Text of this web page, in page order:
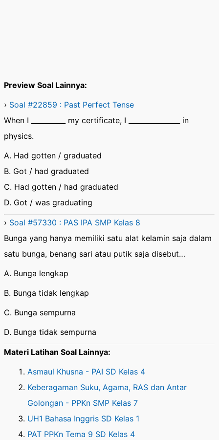
Preview Soal Lainnya:
› Soal #22859 : Past Perfect Tense
When I __________ my certificate, I _______________ in
physics.
A. Had gotten / graduated
B. Got / had graduated
C. Had gotten / had graduated
D. Got / was graduating
› Soal #57330 : PAS IPA SMP Kelas 8
Bunga yang hanya memiliki satu alat kelamin saja dalam
satu bunga, benang sari atau putik saja disebut…
A. Bunga lengkap
B. Bunga tidak lengkap
C. Bunga sempurna
D. Bunga tidak sempurna
Materi Latihan Soal Lainnya:
Asmaul Khusna - PAI SD Kelas 4
Keberagaman Suku, Agama, RAS dan Antar
Golongan - PPKn SMP Kelas 7
UH1 Bahasa Inggris SD Kelas 1
PAT PPKn Tema 9 SD Kelas 4